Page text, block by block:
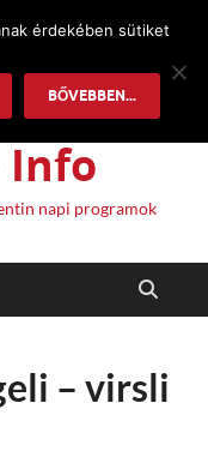
Info
napi programok
– virsli
érdekében sütiket
BŐVEBBEN...